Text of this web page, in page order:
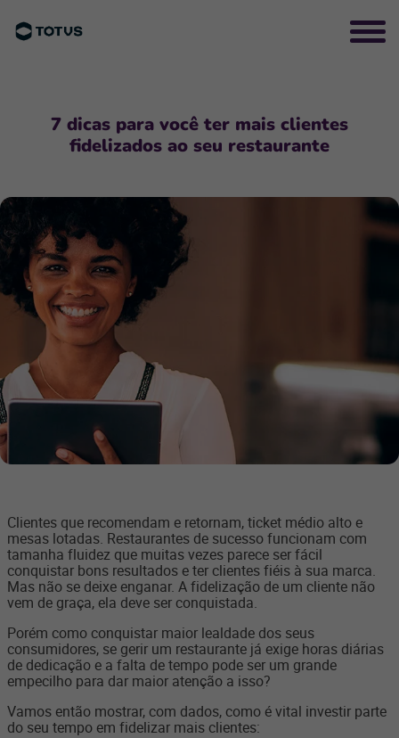
7 dicas para você ter mais clientes
fidelizados ao seu restaurante
Clientes que recomendam e retornam, ticket médio alto e
mesas lotadas. Restaurantes de sucesso funcionam com
tamanha fluidez que muitas vezes parece ser fácil
conquistar bons resultados e ter clientes fiéis à sua marca.
Mas não se deixe enganar. A fidelização de um cliente não
vem de graça, ela deve ser conquistada.
Porém como conquistar maior lealdade dos seus
consumidores, se gerir um restaurante já exige horas diárias
de dedicação e a falta de tempo pode ser um grande
empecilho para dar maior atenção a isso?
Vamos então mostrar, com dados, como é vital investir parte
do seu tempo em fidelizar mais clientes: